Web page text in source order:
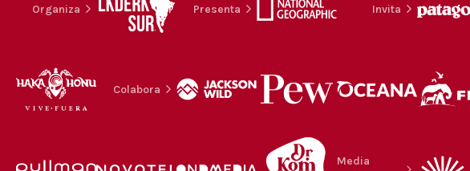
Organiza Presenta Invita
Colabora
Media